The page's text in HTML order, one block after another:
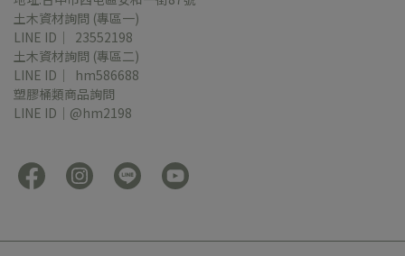
土木資材詢問 (專區一)
LINE ID｜  23552198
土木資材詢問 (專區二)
LINE ID｜  hm586688
塑膠桶類商品詢問
LINE ID｜@hm2198